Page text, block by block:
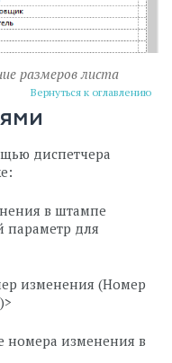
размеров листа
Вернуться к оглавлению
диспетчера
в штампе
для
изменения (Номер
номера изменения в